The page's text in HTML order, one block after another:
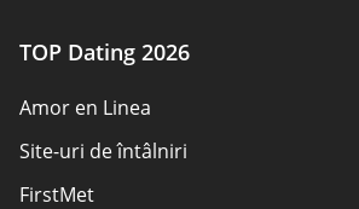
TOP Dating 2026
Amor en Linea
Site-uri de întâlniri
FirstMet